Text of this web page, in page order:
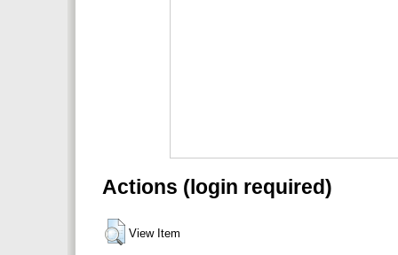
Actions (login required)
View Item